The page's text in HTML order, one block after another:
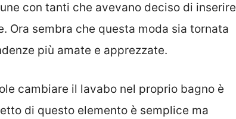
con tanti che avevano deciso di inserire
Ora sembra che questa moda sia tornata
più amate e apprezzate.
cambiare il lavabo nel proprio bagno è
di questo elemento è semplice ma